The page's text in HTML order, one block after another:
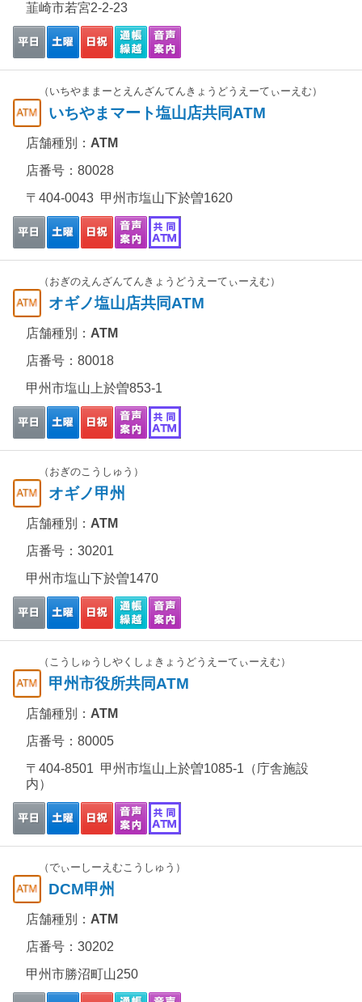
韮崎市若宮2-2-23
（いちやままーとえんざんてんきょうどうえーてぃーえむ）
いちやまマート塩山店共同ATM
店舗種別： ATM
店番号：80028
〒404-0043 甲州市塩山下於曽1620
（おぎのえんざんてんきょうどうえーてぃーえむ）
オギノ塩山店共同ATM
店舗種別： ATM
店番号：80018
甲州市塩山上於曽853-1
（おぎのこうしゅう）
オギノ甲州
店舗種別： ATM
店番号：30201
甲州市塩山下於曽1470
（こうしゅうしやくしょきょうどうえーてぃーえむ）
甲州市役所共同ATM
店舗種別： ATM
店番号：80005
〒404-8501 甲州市塩山上於曽1085-1（庁舎施設
内）
（でぃーしーえむこうしゅう）
DCM甲州
店舗種別： ATM
店番号：30202
甲州市勝沼町山250